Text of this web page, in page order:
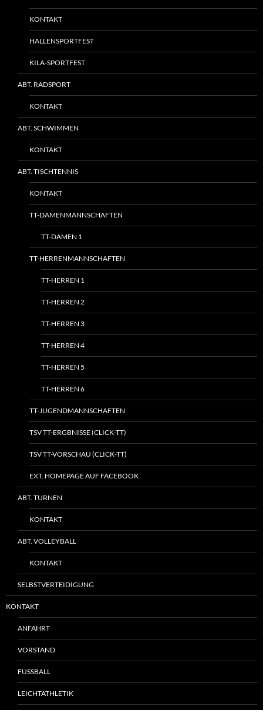
KONTAKT
HALLENSPORTFEST
KILA-SPORTFEST
ABT. RADSPORT
KONTAKT
ABT. SCHWIMMEN
KONTAKT
ABT. TISCHTENNIS
KONTAKT
TT-DAMENMANNSCHAFTEN
TT-DAMEN 1
TT-HERRENMANNSCHAFTEN
TT-HERREN 1
TT-HERREN 2
TT-HERREN 3
TT-HERREN 4
TT-HERREN 5
TT-HERREN 6
TT-JUGENDMANNSCHAFTEN
TSV TT-ERGBNISSE (CLICK-TT)
TSV TT-VORSCHAU (CLICK-TT)
EXT. HOMEPAGE AUF FACEBOOK
ABT. TURNEN
KONTAKT
ABT. VOLLEYBALL
KONTAKT
SELBSTVERTEIDIGUNG
KONTAKT
ANFAHRT
VORSTAND
FUSSBALL
LEICHTATHLETIK